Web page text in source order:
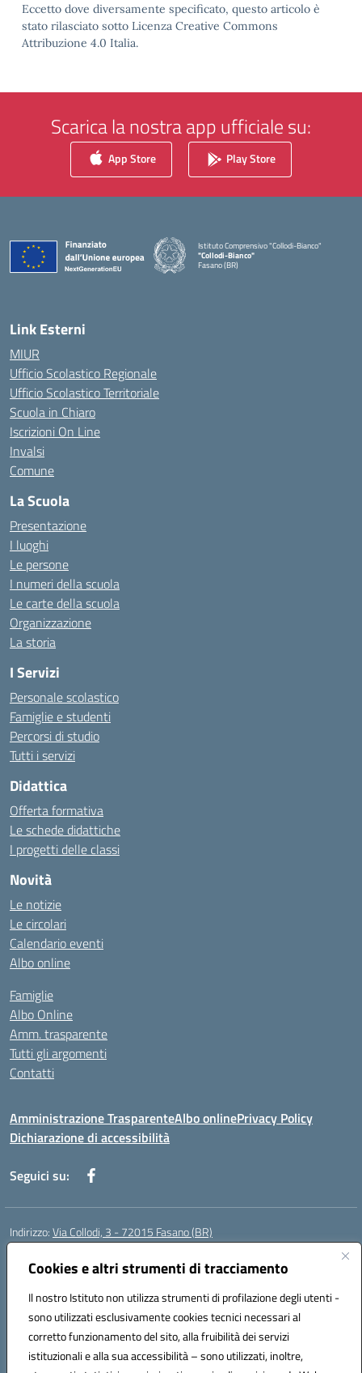
Cookies e altri strumenti di tracciamento
Il nostro Istituto non utilizza strumenti di profilazione degli utenti -
sono utilizzati esclusivamente cookies tecnici necessari al
corretto funzionamento del sito, alla fruibilità dei servizi
istituzionali e alla sua accessibilità – sono utilizzati, inoltre,
Eccetto dove diversamente specificato, questo articolo è
stato rilasciato sotto Licenza Creative Commons
Attribuzione 4.0 Italia.
Scarica la nostra app ufficiale su:
App Store Play Store
Istituto Comprensivo "Collodi-Bianco"
"Collodi-Bianco"
Fasano (BR)
Link Esterni
MIUR
Ufficio Scolastico Regionale
Ufficio Scolastico Territoriale
Scuola in Chiaro
Iscrizioni On Line
Invalsi
Comune
La Scuola
Presentazione
I luoghi
Le persone
I numeri della scuola
Le carte della scuola
Organizzazione
La storia
I Servizi
Personale scolastico
Famiglie e studenti
Percorsi di studio
Tutti i servizi
Didattica
Offerta formativa
Le schede didattiche
I progetti delle classi
Novità
Le notizie
Le circolari
Calendario eventi
Albo online
Famiglie
Albo Online
Amm. trasparente
Tutti gli argomenti
Contatti
Amministrazione TrasparenteAlbo onlinePrivacy Policy
Dichiarazione di accessibilità
Seguici su:
Indirizzo:Via Collodi, 3 - 72015 Fasano (BR)
Centralino:
Posta elettronica certificata (PEC):bric839004@pec.istruzione.it
Codice fiscale: 90059320748
Codice meccanografico:BRIC839004
Codice Indice delle Pubbliche Amministrazioni (IPA): istsc_bree02200r
Codice unico di fatturazione (CUF): MIL3BD